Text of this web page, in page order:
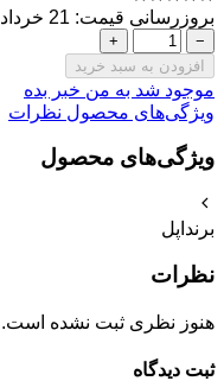
بروزرسانی قیمت: 21 خرداد 1404
−
+
افزودن به سبد خرید
موجود شد به من خبر بده
ویژگی‌های محصول نظرات
ویژگی‌های محصول
برند اپل
نظرات
هنوز نظری ثبت نشده است.
ثبت دیدگاه